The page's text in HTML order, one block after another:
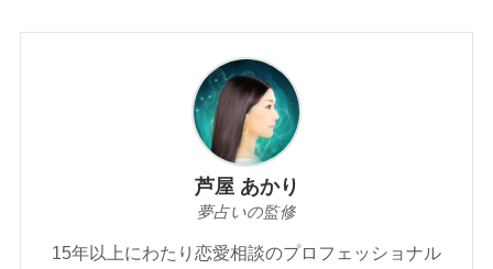
芦屋 あかり
夢占いの監修
15年以上にわたり恋愛相談のプロフェッショナル